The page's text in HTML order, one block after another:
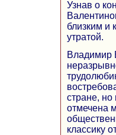
Узнав о
близким и
утратой.
Владимир
стране, но
отмечена
классику